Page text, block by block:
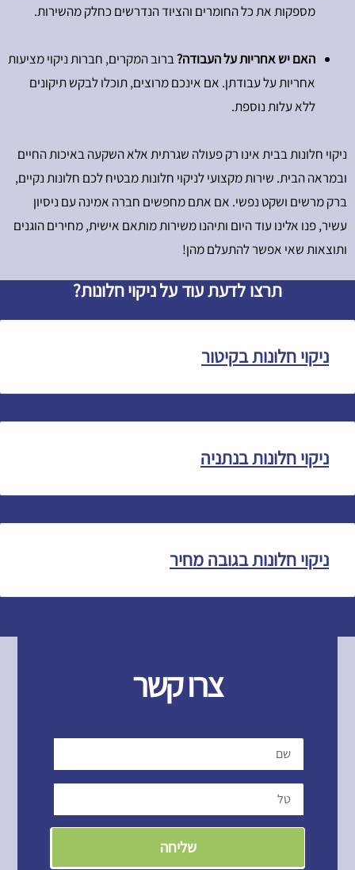
מספקות את כל החומרים והציוד הנדרשים כחלק מהשירות.
האם יש אחריות על העבודה?ברוב המקרים, חברות ניקוי מציעות
אחריות על עבודתן. אם אינכם מרוצים, תוכלו לבקש תיקונים
ללא עלות נוספת.
ניקוי חלונות בבית אינו רק פעולה שגרתית אלא השקעה באיכות החיים
ובמראה הבית. שירות מקצועי לניקוי חלונות מבטיח לכם חלונות נקיים,
ברק מרשים ושקט נפשי. אם אתם מחפשים חברה אמינה עם ניסיון
עשיר, פנו אלינו עוד היום ותיהנו משירות מותאם אישית, מחירים הוגנים
ותוצאות שאי אפשר להתעלם מהן!
תרצו לדעת עוד על ניקוי חלונות?
ניקוי חלונות בקיטור
ניקוי חלונות בנתניה
ניקוי חלונות בגובה מחיר
צרו קשר
שליחה